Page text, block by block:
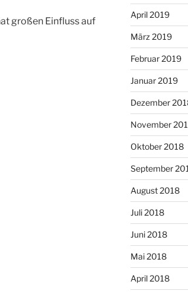
großen Einfluss auf
April 2019
März 2019
Februar 2019
Januar 2019
Dezember
November
Oktober 2018
September
August 2018
Juli 2018
Juni 2018
Mai 2018
April 2018